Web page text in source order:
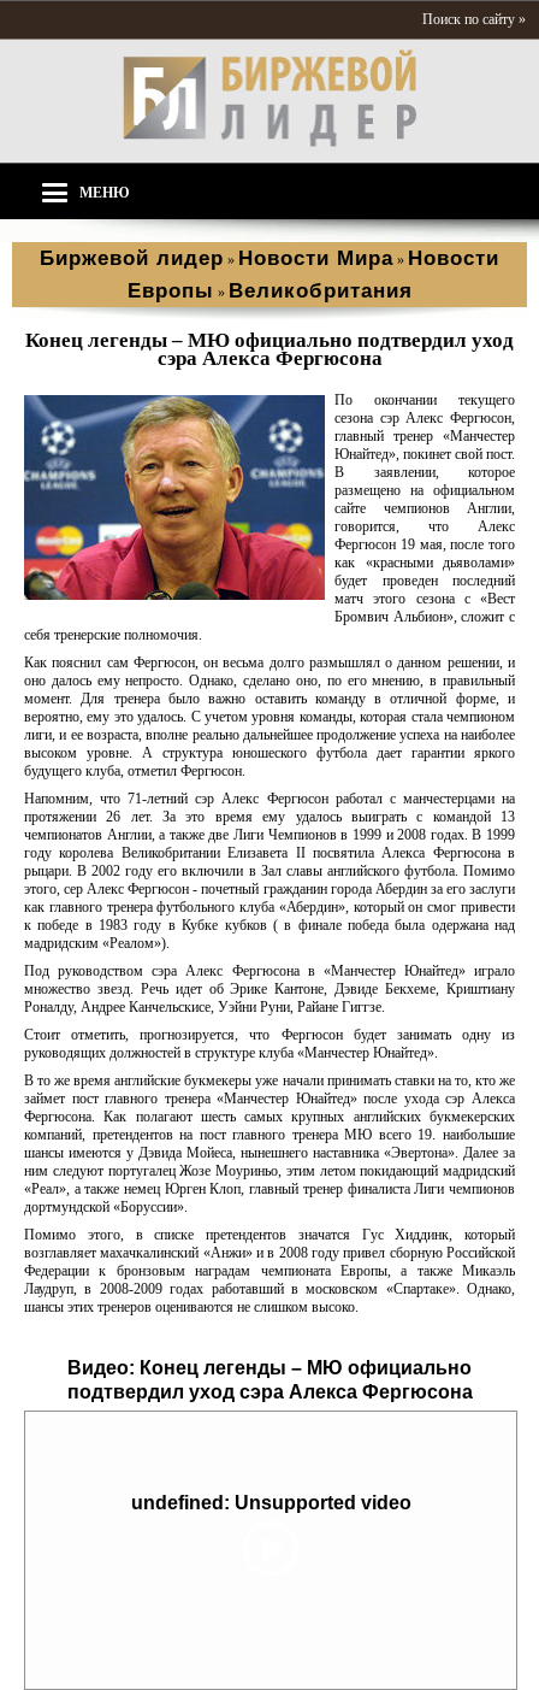
Поиск по сайту »
МЕНЮ
Биржевой лидер » Новости Мира » Новости
Европы » Великобритания
Конец легенды – МЮ официально подтвердил уход
сэра Алекса Фергюсона
По окончании текущего
сезона сэр Алекс Фергюсон,
главный тренер «Манчестер
Юнайтед», покинет свой пост.
В заявлении, которое
размещено на официальном
сайте чемпионов Англии,
говорится, что Алекс
Фергюсон 19 мая, после того
как «красными дьяволами»
будет проведен последний
матч этого сезона с «Вест
Бромвич Альбион», сложит с
себя тренерские полномочия.
Как пояснил сам Фергюсон, он весьма долго размышлял о данном решении, и
оно далось ему непросто. Однако, сделано оно, по его мнению, в правильный
момент. Для тренера было важно оставить команду в отличной форме, и
вероятно, ему это удалось. С учетом уровня команды, которая стала чемпионом
лиги, и ее возраста, вполне реально дальнейшее продолжение успеха на наиболее
высоком уровне. А структура юношеского футбола дает гарантии яркого
будущего клуба, отметил Фергюсон.
Напомним, что 71-летний сэр Алекс Фергюсон работал с манчестерцами на
протяжении 26 лет. За это время ему удалось выиграть с командой 13
чемпионатов Англии, а также две Лиги Чемпионов в 1999 и 2008 годах. В 1999
году королева Великобритании Елизавета II посвятила Алекса Фергюсона в
рыцари. В 2002 году его включили в Зал славы английского футбола. Помимо
этого, сер Алекс Фергюсон - почетный гражданин города Абердин за его заслуги
как главного тренера футбольного клуба «Абердин», который он смог привести
к победе в 1983 году в Кубке кубков ( в финале победа была одержана над
мадридским «Реалом»).
Под руководством сэра Алекс Фергюсона в «Манчестер Юнайтед» играло
множество звезд. Речь идет об Эрике Кантоне, Дэвиде Бекхеме, Криштиану
Роналду, Андрее Канчельскисе, Уэйни Руни, Райане Гиггзе.
Стоит отметить, прогнозируется, что Фергюсон будет занимать одну из
руководящих должностей в структуре клуба «Манчестер Юнайтед».
В то же время английские букмекеры уже начали принимать ставки на то, кто же
займет пост главного тренера «Манчестер Юнайтед» после ухода сэр Алекса
Фергюсона. Как полагают шесть самых крупных английских букмекерских
компаний, претендентов на пост главного тренера МЮ всего 19. наибольшие
шансы имеются у Дэвида Мойеса, нынешнего наставника «Эвертона». Далее за
ним следуют португалец Жозе Моуриньо, этим летом покидающий мадридский
«Реал», а также немец Юрген Клоп, главный тренер финалиста Лиги чемпионов
дортмундской «Боруссии».
Помимо этого, в списке претендентов значатся Гус Хиддинк, который
возглавляет махачкалинский «Анжи» и в 2008 году привел сборную Российской
Федерации к бронзовым наградам чемпионата Европы, а также Микаэль
Лаудруп, в 2008-2009 годах работавший в московском «Спартаке». Однако,
шансы этих тренеров оцениваются не слишком высоко.
Видео: Конец легенды – МЮ официально
подтвердил уход сэра Алекса Фергюсона
undefined: Unsupported video